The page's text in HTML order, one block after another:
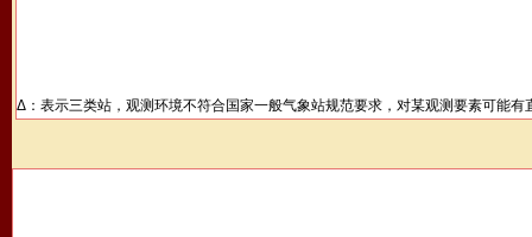
Δ：表示三类站，观测环境不符合国家一般气象站规范要求，对某观测要素可能有